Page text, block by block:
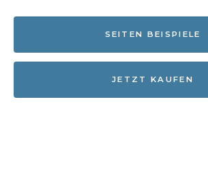
SEITEN BEISPIELE
JETZT KAUFEN